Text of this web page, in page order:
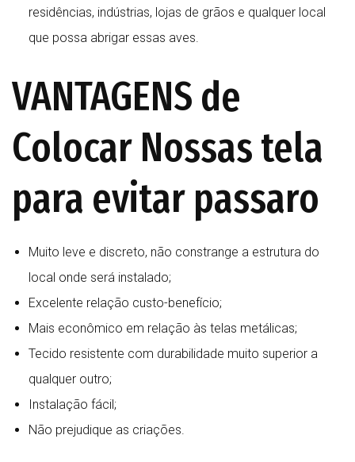
residências, indústrias, lojas de grãos e qualquer local
que possa abrigar essas aves.
VANTAGENS de
Colocar Nossas tela
para evitar passaro
Muito leve e discreto, não constrange a estrutura do
local onde será instalado;
Excelente relação custo-benefício;
Mais econômico em relação às telas metálicas;
Tecido resistente com durabilidade muito superior a
qualquer outro;
Instalação fácil;
Não prejudique as criações.